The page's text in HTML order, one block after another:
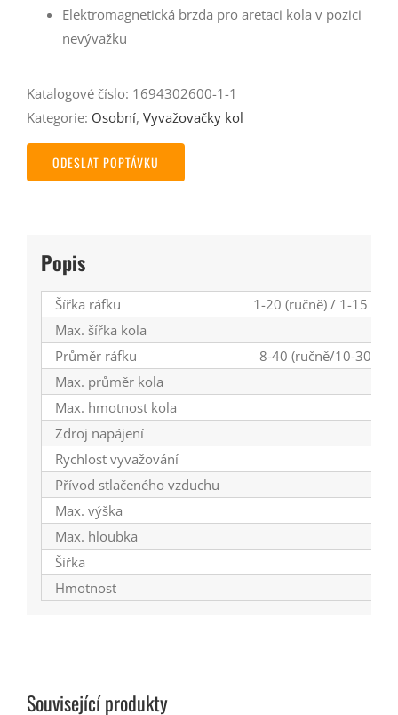
Elektromagnetická brzda pro aretaci kola v pozici
nevývažku
Katalogové číslo: 1694302600-1-1
Kategorie: Osobní, Vyvažovačky kol
ODESLAT POPTÁVKU
Popis
Šířka ráfku
1-20 (ručně) / 1-15
Max. šířka kola
Průměr ráfku
8-40 (ručně/10-30
Max. průměr kola
Max. hmotnost kola
Zdroj napájení
Rychlost vyvažování
Přívod stlačeného vzduchu
Max. výška
Max. hloubka
Šířka
Hmotnost
Související produkty